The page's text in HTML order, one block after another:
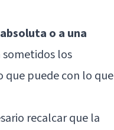
o a una
sometidos los
que puede con lo que
recalcar que la